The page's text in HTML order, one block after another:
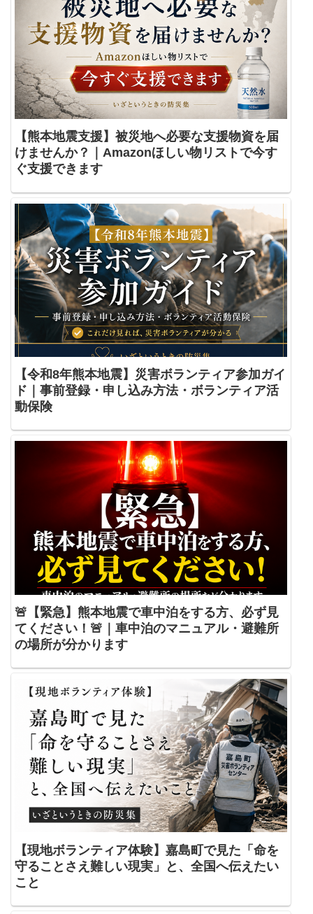
【熊本地震支援】被災地へ必要な支援物資を届
けませんか？｜Amazonほしい物リストで今す
ぐ支援できます
【令和8年熊本地震】災害ボランティア参加ガイ
ド｜事前登録・申し込み方法・ボランティア活
動保険
🚨【緊急】熊本地震で車中泊をする方、必ず見
てください！🚨｜車中泊のマニュアル・避難所
の場所が分かります
【現地ボランティア体験】嘉島町で見た「命を
守ることさえ難しい現実」と、全国へ伝えたい
こと